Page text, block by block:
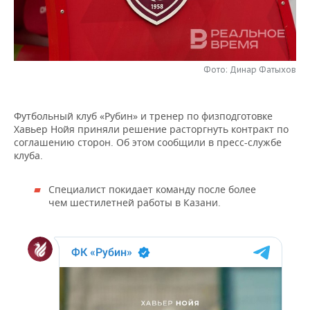
НЕФТЕХИМИЯ
НЕФТЬ
РОЗНИЧНАЯ ТОРГОВЛЯ
ТРАНСПОРТ
НОВОСТИ ТЕХНОЛОГИЙ
IT
ТЕЛЕКОММУНИКАЦИИ
МЕРОПРИЯТИЯ
НОВОСТИ МЕРОПРИЯТИЙ
БИЗНЕС-БРАНЧИ
ONLINE-КОНФЕРЕНЦИИ
ОТКРЫТАЯ ЛЕКЦИЯ
СПОРТ
ФУТБОЛ
ХОККЕЙ
БАСКЕТБОЛ
КИБЕРСПОРТ
НОВОСТИ ОБЩЕСТВА
ВЛАСТЬ
ИНФРАСТРУКТУРА
КУЛЬТУРА
ФОТОГАЛЕРЕЯ
СЮЖЕТЫ
СПРАВОЧНИК
СПИСОК КОМПАНИЙ
Фото: Динар Фатыхов
Футбольный клуб «Рубин» и тренер по физподготовке
Хавьер Нойя приняли решение расторгнуть контракт по
соглашению сторон. Об этом сообщили в пресс-службе
клуба.
Специалист покидает команду после более
чем шестилетней работы в Казани.